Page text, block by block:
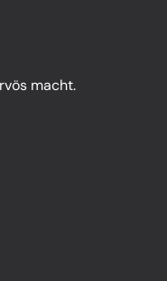
macht.